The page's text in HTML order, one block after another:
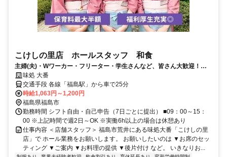
こけしの里店 ホールスタッフ 和食
主婦(夫)・Wワーカー・フリーター・学生さんなど、皆さん大歓迎！ラ
イフスタイルに合わせた働き方が可能です【土日のみでもOK】シフトが
7日ごとの自己申告制だからプライベートも充実☆バイトデビューにも
ピッタリ♪
味処 大番
交通手段 各線「福島駅」から車で25分
時給1,063円～1,200円
福島県福島市
勤務時間 シフト自由・自己申告（7日ごとに提出） ■09：00～15：
00 ※上記時間で週2日～OK ※実働6h以上の場合は休憩あり
仕事内容 ＜店舗スタッフ＞ 福島市荒井にある味処大番「こけしの里
店」で ホール業務をお願いします。 お願いしたいのは ▼お席のセッ
ティング ▼ご案内 ▼お料理の提供 ▼後片付け など。 いきなりお...